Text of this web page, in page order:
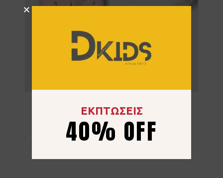
23.00
6 μηνών 9 μηνών
ΕΚΠΤΩΣΕΙΣ
40% OFF